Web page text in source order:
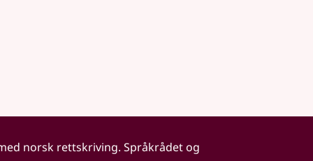
norsk rettskriving. Språkrådet og